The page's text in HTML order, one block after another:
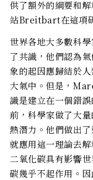
供了額外的綱要和
站Breitbart在這項
世界各地大多數科
了共識，他們認為
象的起因應歸結於
大氣中。但是，
識是建立在一個錯
前，科學家做了大
熱潛力。他們做出
就應用這一理論去
二氧化碳具有影響
碳幾乎不起作用。